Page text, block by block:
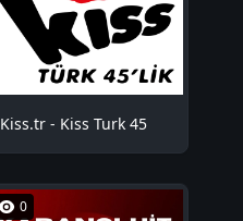
Kiss.tr - Kiss Turk 45
0